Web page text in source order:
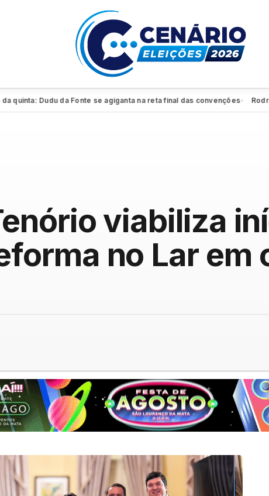
Dudu da Fonte se agiganta na reta final das convenções● Rodrigo
viabiliza
no Lar em